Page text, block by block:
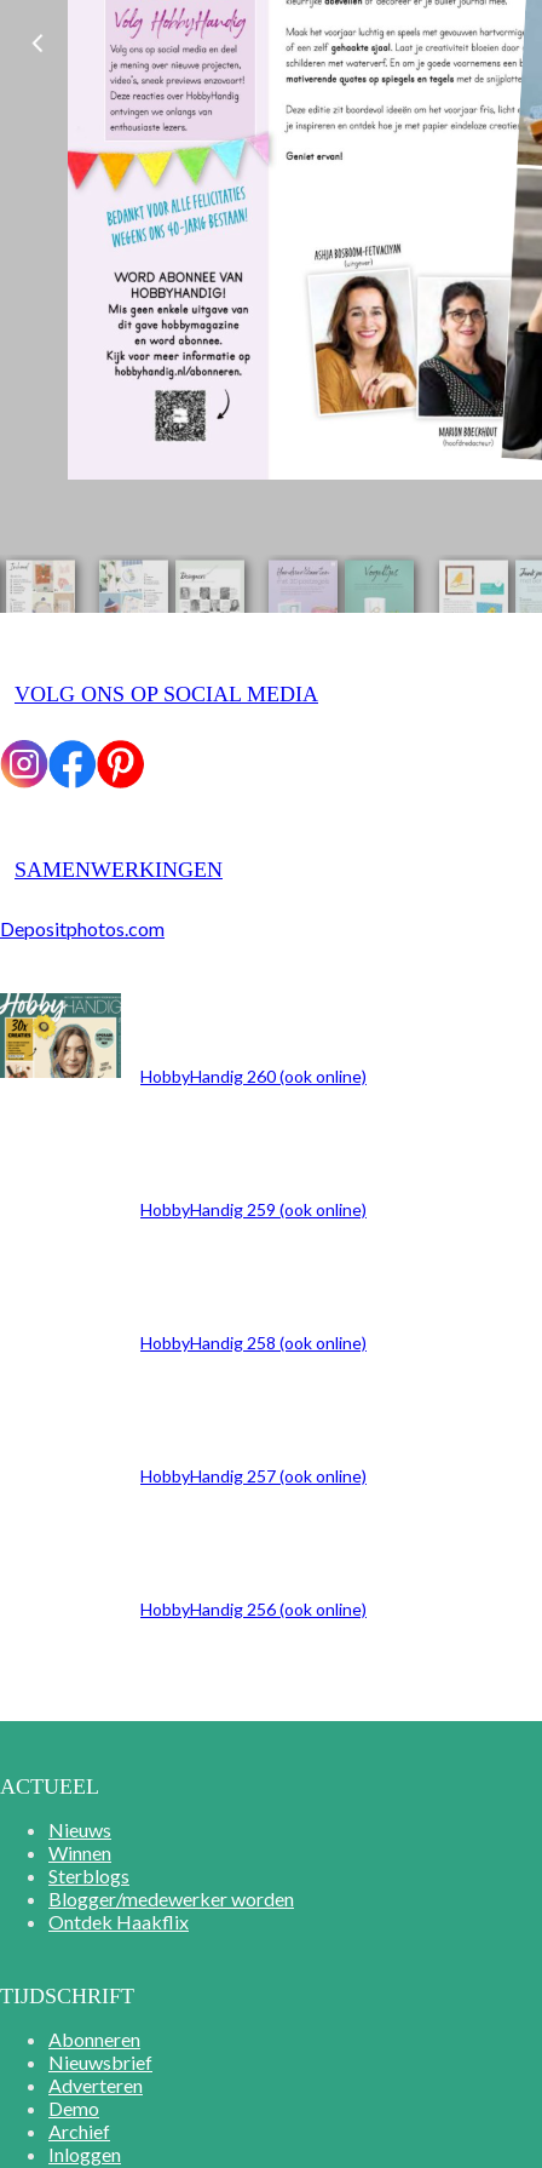
VOLG ONS OP SOCIAL MEDIA
SAMENWERKINGEN
Depositphotos.com
ARCHIEF
HobbyHandig 260 (ook online)
HobbyHandig 259 (ook online)
HobbyHandig 258 (ook online)
HobbyHandig 257 (ook online)
HobbyHandig 256 (ook online)
ACTUEEL
Nieuws
Winnen
Sterblogs
Blogger/medewerker worden
Ontdek Haakflix
TIJDSCHRIFT
Abonneren
Nieuwsbrief
Adverteren
Demo
Archief
Inloggen